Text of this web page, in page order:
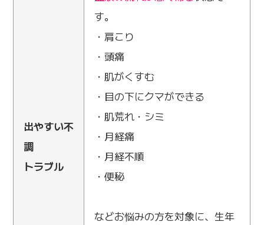
出やすい不
調
トラブル
す。
・肩こり
・頭痛
・肌がくすむ
・目の下にクマができる
・肌荒れ・シミ
・月経痛
・月経不順
・便秘
などお悩みの方を対象に、生年